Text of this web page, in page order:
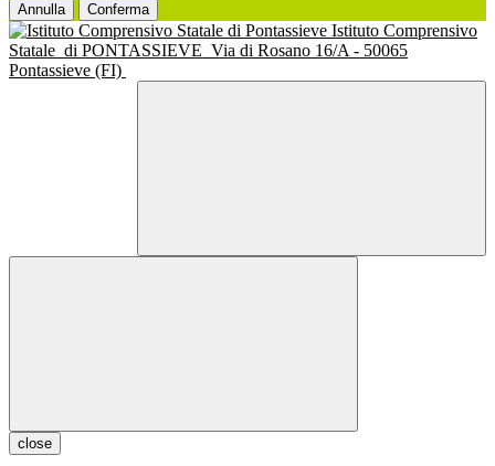
Annulla Conferma
Istituto Comprensivo
Statale di PONTASSIEVE Via di Rosano 16/A - 50065
Pontassieve (FI)
close